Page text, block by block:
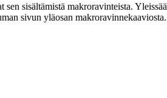
sisältämistä makroravinteista.
sivun yläosan makroravinnekaaviosta.